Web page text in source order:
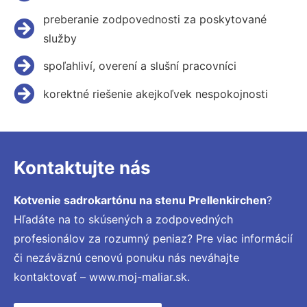
preberanie zodpovednosti za poskytované
služby
spoľahliví, overení a slušní pracovníci
korektné riešenie akejkoľvek nespokojnosti
Kontaktujte nás
Kotvenie sadrokartónu na stenu Prellenkirchen?
Hľadáte na to skúsených a zodpovedných
profesionálov za rozumný peniaz? Pre viac informácií
či nezáväznú cenovú ponuku nás neváhajte
kontaktovať – www.moj-maliar.sk.